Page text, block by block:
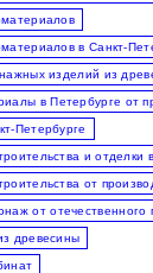
в Санкт-
изделий из
в Петербурге от
Петербурге
и отделки
от
от отечественного
древесины